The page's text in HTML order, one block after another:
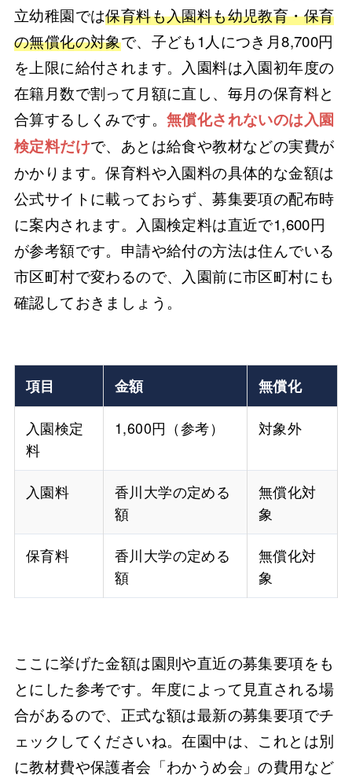
立幼稚園では保育料も入園料も幼児教育・保育
の無償化の対象で、子ども1人につき月8,700円
を上限に給付されます。入園料は入園初年度の
在籍月数で割って月額に直し、毎月の保育料と
合算するしくみです。 無償化されないのは入園
検定料だけで、あとは給食や教材などの実費が
かかります。保育料や入園料の具体的な金額は
公式サイトに載っておらず、募集要項の配布時
に案内されます。入園検定料は直近で1,600円
が参考額です。申請や給付の方法は住んでいる
市区町村で変わるので、入園前に市区町村にも
確認しておきましょう。
項目 金額 無償化
入園検定
料
1,600円（参考） 対象外
入園料
香川大学の定める
額
無償化対
象
保育料
香川大学の定める
額
無償化対
象
ここに挙げた金額は園則や直近の募集要項をも
とにした参考です。年度によって見直される場
合があるので、正式な額は最新の募集要項でチ
ェックしてくださいね。在園中は、これとは別
に教材費や保護者会「わかうめ会」の費用など